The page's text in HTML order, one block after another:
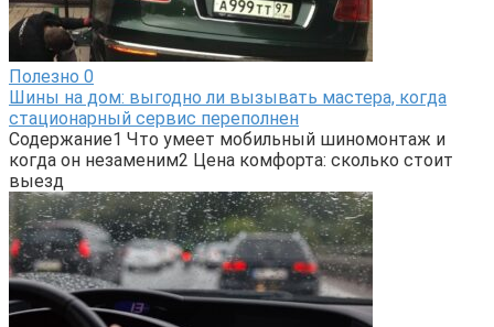
Полезно 0
Шины на дом: выгодно ли вызывать мастера, когда
стационарный сервис переполнен
Содержание1 Что умеет мобильный шиномонтаж и
когда он незаменим2 Цена комфорта: сколько стоит
выезд